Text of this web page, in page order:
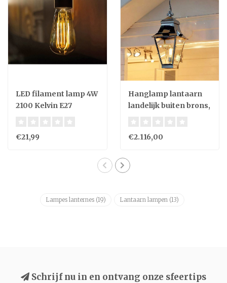
LED filament lamp 4W
2100 Kelvin E27
€21,99
Hanglamp lantaarn
landelijk buiten brons,
€2.116,00
Lampes lanternes (19) Lantaarn lampen (13)
Schrijf nu in en ontvang onze sfeertips